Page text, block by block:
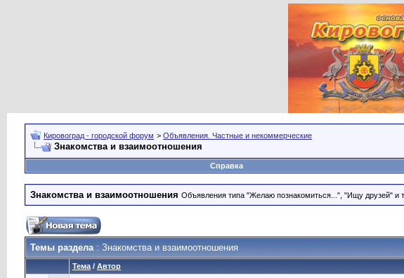
Кировоград - городской форум > Объявления. Частные и некоммерческие
Знакомства и взаимоотношения
Справка
Знакомства и взаимоотношения Объявления типа "Желаю познакомиться...", "Ищу друзей" и
Темы раздела: Знакомства и взаимоотношения
Тема / Автор